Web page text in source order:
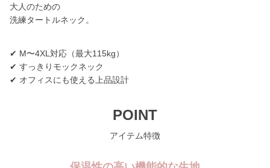
大人のための
洗練タートルネック。
✔ M〜4XL対応（最大115kg）
✔ すっきりモックネック
✔ オフィスにも使える上品設計
POINT
アイテム特徴